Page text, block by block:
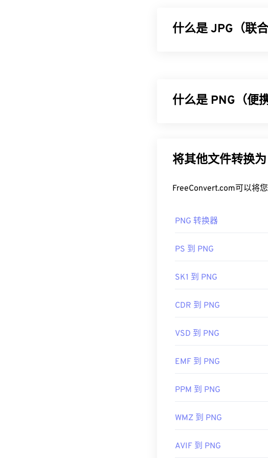
什么是 JPG（联
如果您需要更好的压缩效
几乎所有图像查看器程序
右键单击并选择“打开方式
具。
开发者：
相关JPG工具：
什么是 PNG（便
高的动画（例如，尝试我
无损压缩的 开放格式。
如何打开 PNG 文
查看。如果您在打开
GIMP或 Adob​​e Photoshop
开发者：巴布亚新几内亚
有用的链接：
LifeWire 关于 PNG 的文章
相关PNG工具：
将其他文件转换
FreeConvert.com可以将
PNG 转换器
PS 到 PNG
SK1 到 PNG
CDR 到 PNG
VSD 到 PNG
EMF 到 PNG
PPM 到 PNG
WMZ 到 PNG
AVIF 到 PNG